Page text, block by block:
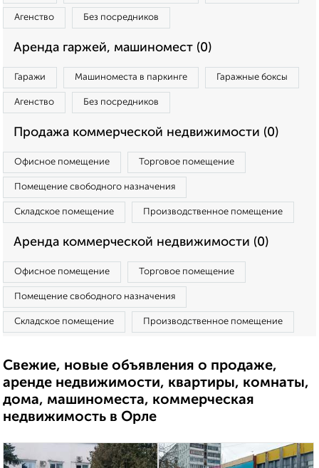
Агенство Без посредников
Аренда гаржей, машиномест (0)
Гаражи Машиноместа в паркинге Гаражные боксы
Агенство Без посредников
Продажа коммерческой недвижимости (0)
Офисное помещение Торговое помещение
Помещение свободного назначения
Складское помещение Производственное помещение
Аренда коммерческой недвижимости (0)
Офисное помещение Торговое помещение
Помещение свободного назначения
Складское помещение Производственное помещение
Свежие, новые объявления о продаже,
аренде недвижимости, квартиры, комнаты,
дома, машиноместа, коммерческая
недвижимость в Орле